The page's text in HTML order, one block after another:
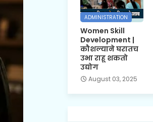
ADMINISTRATION
Women Skill
Development |
कौशल्याने घरातच
उभा राहू शकतो
उद्योग
August 03, 2025